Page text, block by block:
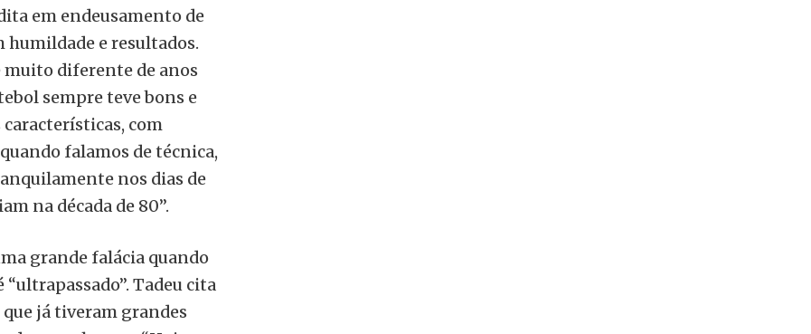
em endeusamento de
humildade e resultados.
muito diferente de anos
sempre teve bons e
características, com
falamos de técnica,
nos dias de
na década de 80”.
grande falácia quando
Tadeu cita
já tiveram grandes